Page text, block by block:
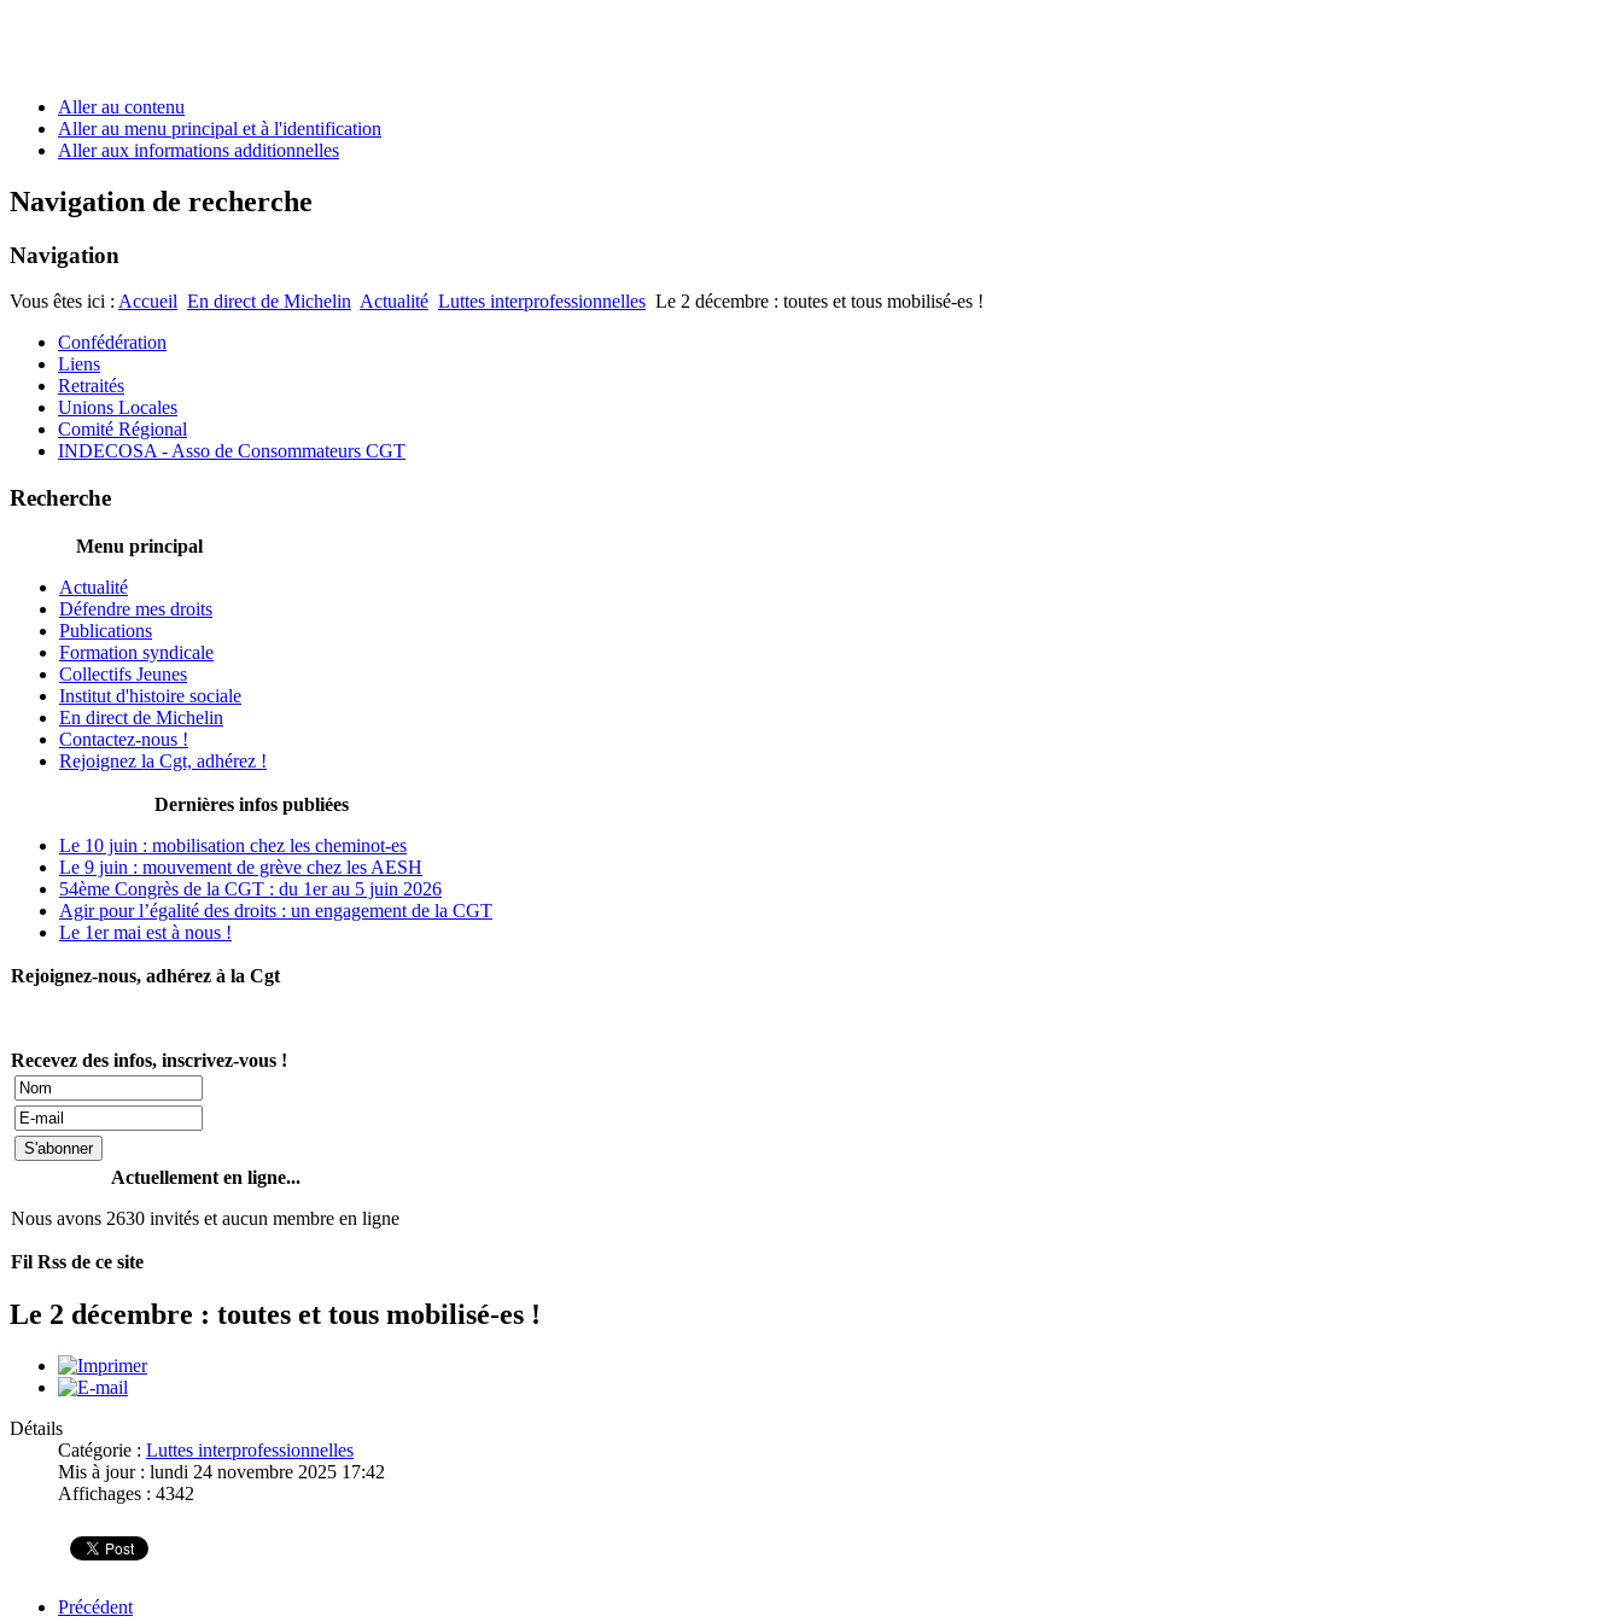
Aller au contenu
Aller au menu principal et à l'identification
Aller aux informations additionnelles
Navigation de recherche
Navigation
Vous êtes ici : Accueil En direct de Michelin Actualité Luttes interprofessionnelles Le 2 décembre : toutes et tous mobilisé-es !
Confédération
Liens
Retraités
Unions Locales
Comité Régional
INDECOSA - Asso de Consommateurs CGT
Recherche
Menu principal
Actualité
Défendre mes droits
Publications
Formation syndicale
Collectifs Jeunes
Institut d'histoire sociale
En direct de Michelin
Contactez-nous !
Rejoignez la Cgt, adhérez !
Dernières infos publiées
Le 10 juin : mobilisation chez les cheminot-es
Le 9 juin : mouvement de grève chez les AESH
54ème Congrès de la CGT : du 1er au 5 juin 2026
Agir pour l’égalité des droits : un engagement de la CGT
Le 1er mai est à nous !
Rejoignez-nous, adhérez à la Cgt
Recevez des infos, inscrivez-vous !
Actuellement en ligne...
Nous avons 2630 invités et aucun membre en ligne
Fil Rss de ce site
Le 2 décembre : toutes et tous mobilisé-es !
Détails
Catégorie : Luttes interprofessionnelles
Mis à jour : lundi 24 novembre 2025 17:42
Affichages : 4342
Précédent